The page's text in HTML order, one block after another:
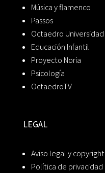
Música y flamenco
Passos
Octaedro Universidad
Educación Infantil
Proyecto Noria
Psicología
OctaedroTV
LEGAL
Aviso legal y copyright
Política de privacidad